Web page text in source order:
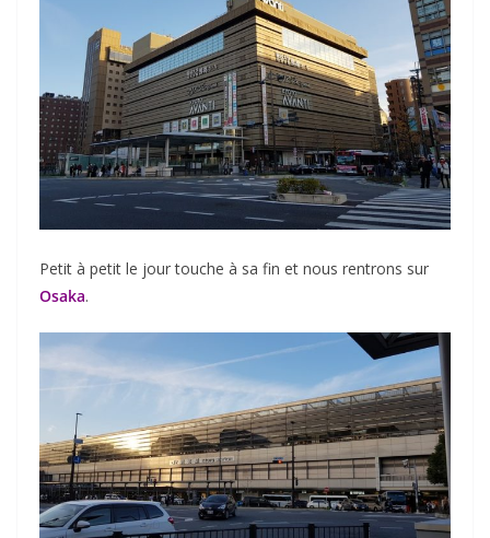
Petit à petit le jour touche à sa fin et nous rentrons sur
Osaka.